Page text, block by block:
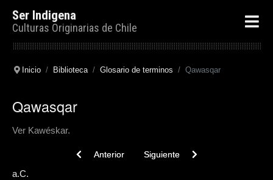
Ser Indigena
Culturas Originarias de Chile
Inicio Biblioteca Glosario de terminos Qawasqar
Qawasqar
Ver Kawéskar.
Previous article: Queñua
Anterior Next article: Pukará
Siguiente
a.C.